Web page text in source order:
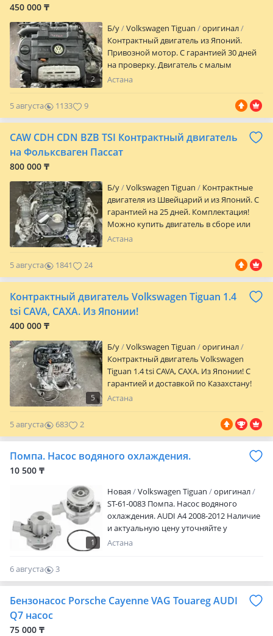
отправить видео обзор двигателя.
450 000 ₸
2
Б/y Volkswagen Tiguan
оригинал
Контрактный двигатель из Японий.
Привозной мотор. С гарантией 30 дней
на проверку. Двигатель с малым
пробегом. Доставка на любой регион РК
вопросы уточните по телефону или
напишите. Отправлю фото или видео
обзор двигателя. А также у нас есть
опытные мастера которые смогут
установить по скидочной цене.
Астана
5 августа 1133 9
CAW CDH CDN BZB TSI Контрактный двигатель
на Фольксваген Пассат
800 000 ₸
2
Б/y Volkswagen Tiguan
Контрактные
двигателя из Швейцарий и из Японий. С
гарантией на 25 дней. Комплектация!
Можно купить двигатель в сборе или
без навесного оборудования по
двигателя оплачивается отдельно при
получений товара. А так же можно
установить двигатель у наших опытных
мастеров. За отдельную оплату по
вашей просьбе мы можем отправить
видео обзор двигателя.
Астана
5 августа 1841 24
Контрактный двигатель Volkswagen Tiguan 1.4
tsi CAVA, CAXA. Из Японии!
400 000 ₸
5
Б/y Volkswagen Tiguan
оригинал
Контрактный двигатель Volkswagen
Tiguan 1.4 tsi CAVA, CAXA. Из Японии! С
гарантией и доставкой по Казахстану!
Астана
5 августа 683 2
Помпа. Насос водяного охлаждения.
10 500 ₸
1
Новая Volkswagen Tiguan
оригинал
ST-61-0083 Помпа. Насос водяного
охлаждения. AUDI A4 2008-2012 Наличие
и актуальную цену уточняйте у
менеджера
Астана
6 августа
3
0
Бензонасос Porsche Cayenne VAG Touareg AUDI
Q7 насос
75 000 ₸